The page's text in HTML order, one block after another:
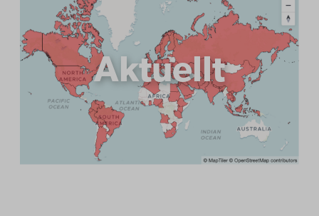
Aktuellt